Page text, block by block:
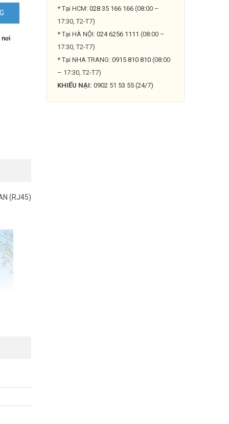
nơi
(RJ45)
* Tại HCM: 028 35 166 166 (08:00 –
17:30, T2-T7)
* Tại HÀ NỘI: 024 6256 1111 (08:00 –
17:30, T2-T7)
* Tại NHA TRANG: 0915 810 810 (08:00
– 17:30, T2-T7)
KHIẾU NẠI: 0902 51 53 55 (24/7)